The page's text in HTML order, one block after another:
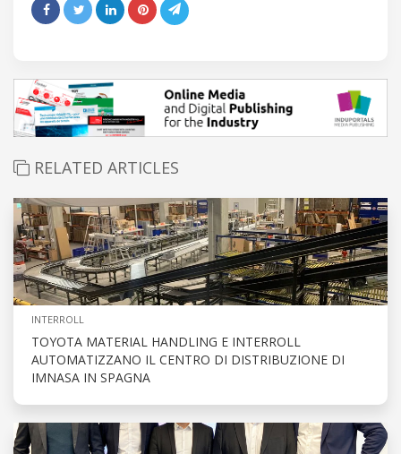
RELATED ARTICLES
INTERROLL
TOYOTA MATERIAL HANDLING E INTERROLL
AUTOMATIZZANO IL CENTRO DI DISTRIBUZIONE DI
IMNASA IN SPAGNA